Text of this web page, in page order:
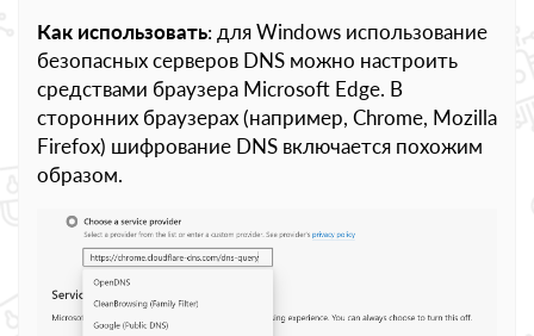
Как использовать: для Windows использование
безопасных серверов DNS можно настроить
средствами браузера Microsoft Edge. В
сторонних браузерах (например, Chrome, Mozilla
Firefox) шифрование DNS включается похожим
образом.